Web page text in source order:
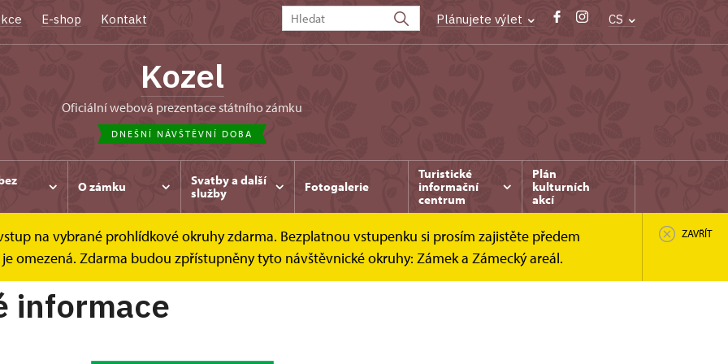
E-shop Kontakt Plánujete výlet CS
Kozel
oficiální webová prezentace státního zámku
DNEŠNÍ NÁVŠTĚVNÍ DOBA
O zámku
Svatby a další
služby
Fotogalerie
Turistické
informační
centrum
Plán
kulturních
akcí
na vybrané prohlídkové okruhy zdarma. Bezplatnou vstupenku si prosím zajistěte předem
omezená. Zdarma budou zpřístupněny tyto návštěvnické okruhy: Zámek a Zámecký areál.
ZAVŘÍT
informace
informace